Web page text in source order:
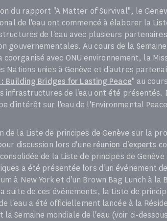
du rapport "A Matter of Survival", le
de l'eau ont commencé à élaborer la
de l'eau avec plusieurs
gouvernementales. Au cours de la
coorganisé avec ONU environnement, la
Nations unies à Genève et d'autres
Building Bridges for Lasting Peace" au
infrastructures de l'eau ont été présentés.
d'intérêt sur l'eau de l'Environmental
de la Liste de principes de Genève sur la
discussion lors d'une réunion d'experts
de la Liste de principes de
a été présentée lors d'un événement
à New York et d'un Brown Bag Lunch à la
suite de ces événements, la Liste de
l'eau a été officiellement lancée à la
la Semaine mondiale de l'eau (voir ci-